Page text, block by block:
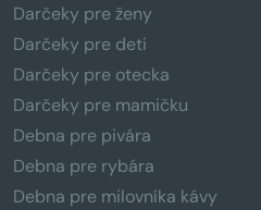
Darčeky pre ženy
Darčeky pre deti
Darčeky pre otecka
Darčeky pre mamičku
Debna pre pivára
Debna pre rybára
Debna pre milovníka kávy